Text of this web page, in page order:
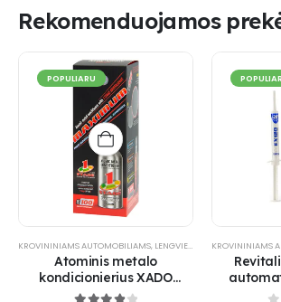
Rekomenduojamos
POPULIARU
KROVININIAMS AUTOMOBILIAMS, LENGVIESIEMS AUTOMOBILIAMS
Atominis metalo
kondicionierius XADO
Maximum 1 Stage
KROVININIAMS